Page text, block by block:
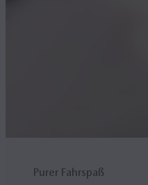
Purer Fahrspaß